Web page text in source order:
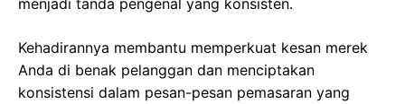
Kehadirannya membantu memperkuat kesan merek
Anda di benak pelanggan dan menciptakan
konsistensi dalam pesan-pesan pemasaran yang